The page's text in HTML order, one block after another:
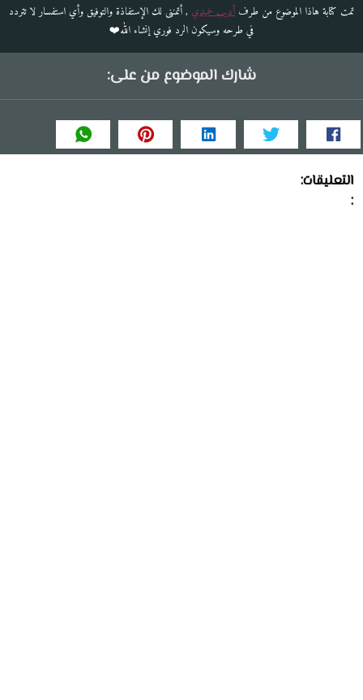
تمت كتابة هاذا الموضوع من طرف أديب لحميدي , أتمننى لك الإستفاذة والتوفيق وأي استفسار لا تتردد
في طرحه وسيكون الرد فوري إنشاء الله❤️
شارك الموضوع من على:
التعليقات:
: